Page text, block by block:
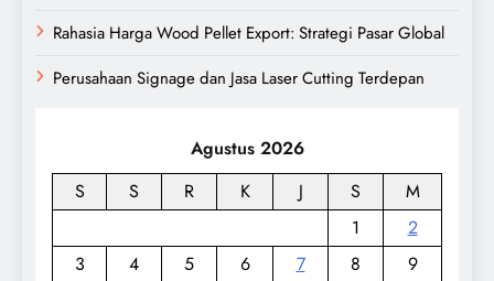
Rahasia Harga Wood Pellet Export: Strategi Pasar Global
Perusahaan Signage dan Jasa Laser Cutting Terdepan
Agustus 2026
S
S R K J S
M
1
2
3
4 5 6 7 8
9